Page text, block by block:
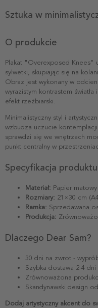
Sztuka w
O produkcie
Plakat "Overexposed Knees"
sylwetki, skupiając się na
Obraz jest wykonany w
wyrazistym kontrastem
efekt rzeźbiarski.
Minimalistyczny styl i
wzbudza uczucie
sprawdzi się we wnętrzach
punkt centralny w
Specyfikacja produktu
Materiał: Papier
Rozmiary: 21×30 cm
Ramka: Sprzedawana
Produkcja:
Dlaczego Dear Sam?
30 dni na zwrot -
Szybka dostawa 2-4
Zrównoważona
Skandynawski design
Dodaj artystyczny akcent do